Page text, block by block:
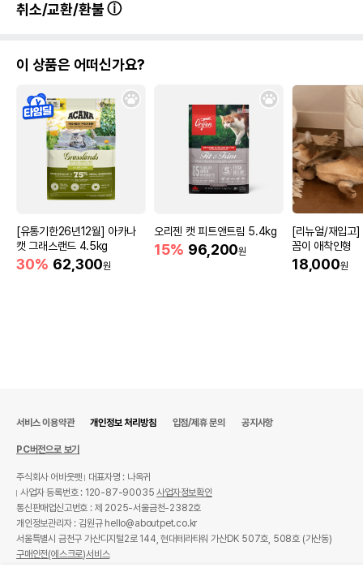
취소/교환/환불
이 상품은 어떠신가요?
[유통기한26년12월] 아카나
캣 그래스랜드 4.5kg
30% 62,300원
오리젠 캣 피트앤트림 5.4kg
15% 96,200원
[리뉴얼/재입고]
꼼이 애착인형
18,000원
서비스 이용약관 개인정보 처리방침 입점/제휴 문의 공지사항
PC버전으로 보기
주식회사 어바웃펫
대표자명 : 나옥귀
사업자 등록번호 : 120-87-90035사업자정보확인
통신판매업신고번호 : 제 2025-서울금천-2382호
개인정보관리자 : 김원규 hello@aboutpet.co.kr
서울특별시 금천구 가산디지털2로 144, 현대테라타워 가산DK 507호, 508호 (가산동)
구매안전(에스크로)서비스